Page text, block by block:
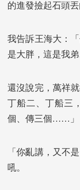
的進發撿起石頭
我告訴王海大：
是大胖，這是我
還沒說完，萬祥
丁船二、丁船三
個、傳三個……」
「你亂講，又不
吼。